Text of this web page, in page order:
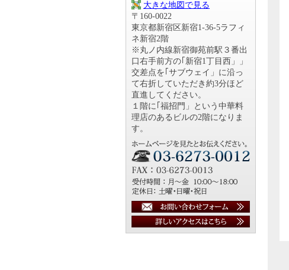
大きな地図で見る
〒160-0022
東京都新宿区新宿1-36-5ラフィ
ネ新宿2階
※丸ノ内線新宿御苑前駅３番出
口右手前方の｢新宿1丁目西」」
交差点を｢サブウェイ」に沿っ
て右折していただき約3分ほど
直進してください。
１階に｢福招門」という中華料
理店のあるビルの2階になりま
す。